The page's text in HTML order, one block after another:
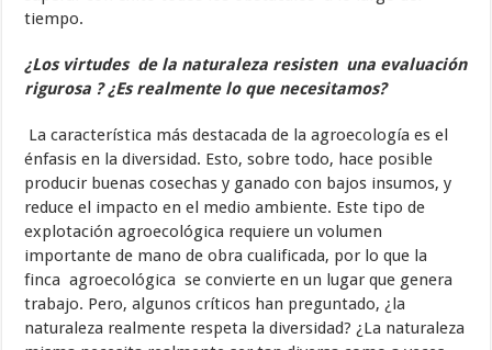
tiempo.
¿Los virtudes de la naturaleza resisten una evaluación
rigurosa ? ¿Es realmente lo que necesitamos?
La característica más destacada de la agroecología es el
énfasis en la diversidad. Esto, sobre todo, hace posible
producir buenas cosechas y ganado con bajos insumos, y
reduce el impacto en el medio ambiente. Este tipo de
explotación agroecológica requiere un volumen
importante de mano de obra cualificada, por lo que la
finca agroecológica se convierte en un lugar que genera
trabajo. Pero, algunos críticos han preguntado, ¿la
naturaleza realmente respeta la diversidad? ¿La naturaleza